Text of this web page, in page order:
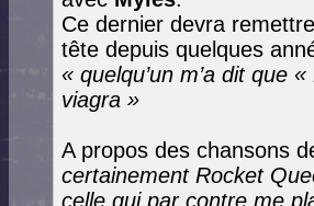
Ce dernier devra
tête depuis quelques
« quelqu’un m’a dit que
viagra »
A propos des chansons
certainement Rocket
celle qui par contre me